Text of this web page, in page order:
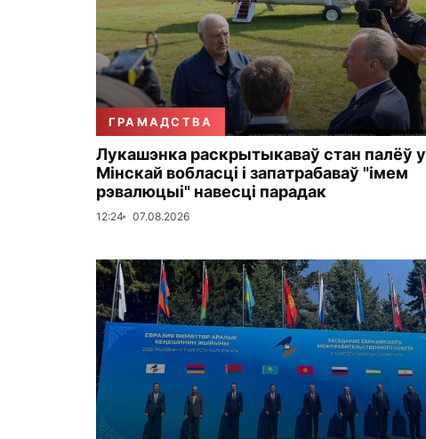
ГРАМАДСТВА
Лукашэнка раскрытыкаваў стан палёў у
Мінскай вобласці і запатрабаваў "імем
рэвалюцыі" навесці парадак
12:24 07.08.2026